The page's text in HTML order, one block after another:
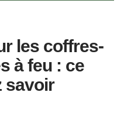
les coffres-
à feu : ce
savoir